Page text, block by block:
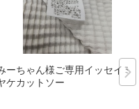
ーちゃん様ご専用イッセイミ
ケカットソー